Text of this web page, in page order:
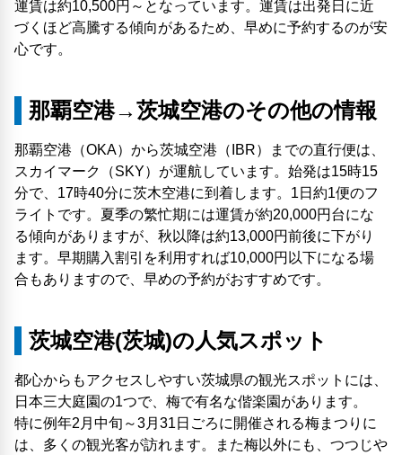
運賃は約10,500円～となっています。運賃は出発日に近
づくほど高騰する傾向があるため、早めに予約するのが安
心です。
那覇空港→茨城空港のその他の情報
那覇空港（OKA）から茨城空港（IBR）までの直行便は、
スカイマーク（SKY）が運航しています。始発は15時15
分で、17時40分に茨木空港に到着します。1日約1便のフ
ライトです。夏季の繁忙期には運賃が約20,000円台にな
る傾向がありますが、秋以降は約13,000円前後に下がり
ます。早期購入割引を利用すれば10,000円以下になる場
合もありますので、早めの予約がおすすめです。
茨城空港(茨城)の人気スポット
都心からもアクセスしやすい茨城県の観光スポットには、
日本三大庭園の1つで、梅で有名な偕楽園があります。
特に例年2月中旬～3月31日ごろに開催される梅まつりに
は、多くの観光客が訪れます。また梅以外にも、つつじや